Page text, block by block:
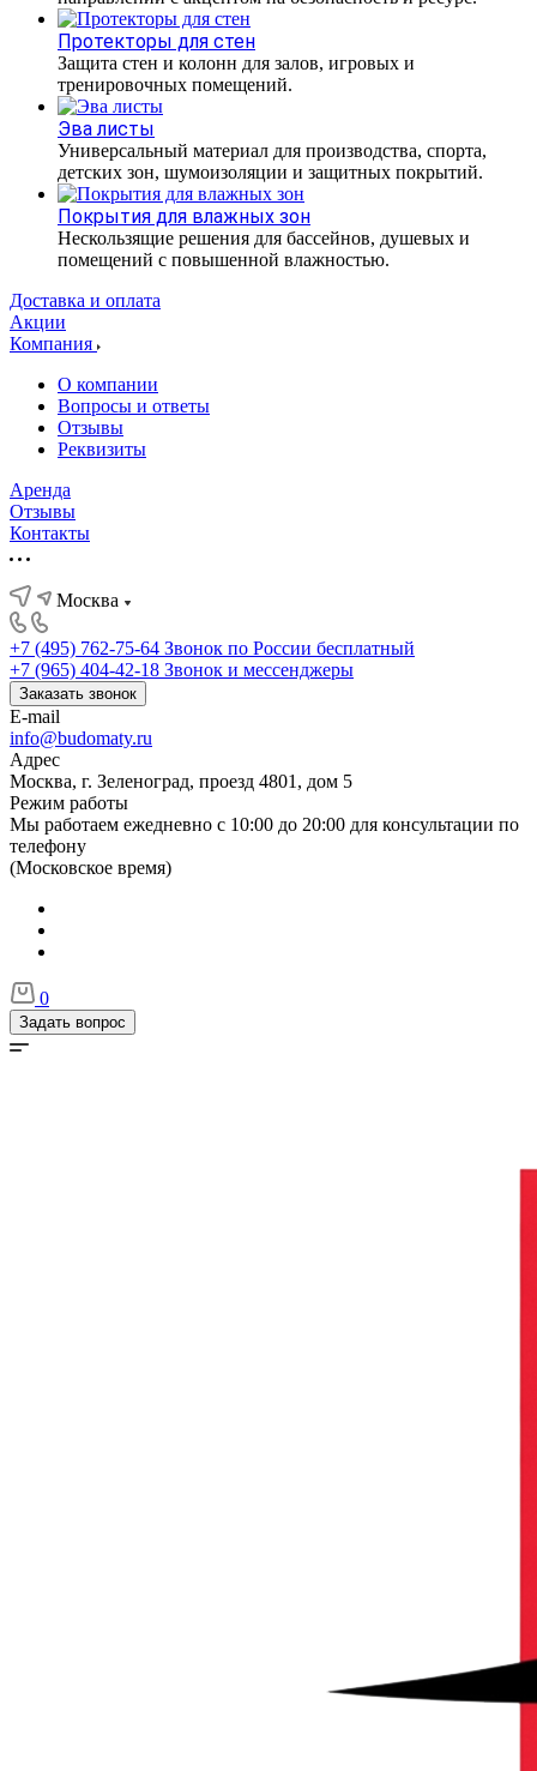
Протекторы для стен
Защита стен и колонн для залов, игровых и
тренировочных помещений.
Эва листы
Универсальный материал для производства, спорта,
детских зон, шумоизоляции и защитных покрытий.
Покрытия для влажных зон
Нескользящие решения для бассейнов, душевых и
помещений с повышенной влажностью.
Доставка и оплата
Акции
Компания
О компании
Вопросы и ответы
Отзывы
Реквизиты
Аренда
Отзывы
Контакты
Москва
+7 (495) 762-75-64 Звонок по России бесплатный
+7 (965) 404-42-18 Звонок и мессенджеры
Заказать звонок
E-mail
info@budomaty.ru
Адрес
Москва, г. Зеленоград, проезд 4801, дом 5
Режим работы
Мы работаем ежедневно с 10:00 до 20:00 для консультации по
телефону
(Московское время)
0
Задать вопрос